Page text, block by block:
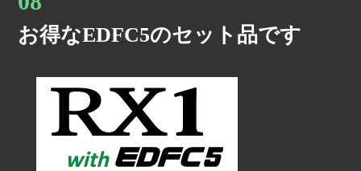
お得なEDFC5のセット品です